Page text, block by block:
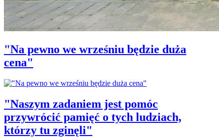
"Na pewno we wrześniu będzie duża
cena"
"Naszym zadaniem jest pomóc
przywrócić pamięć o tych ludziach,
którzy tu zginęli"